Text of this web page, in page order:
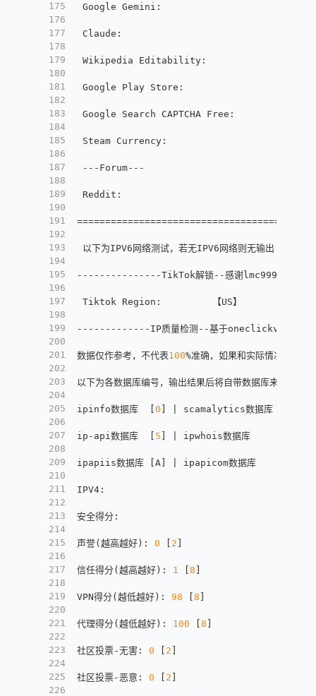
175
176
177
178
179
180
181
182
183
184
185
186
187
188
189
190
191
192
193
194
195
196
197
198
199
200
201
202
203
204
205
206
207
208
209
210
211
212
213
214
215
216
217
218
219
220
221
222
223
224
225
226
Google Gemini :
Claude :
Wikipedia Editability :
Google Play Store :
Google Search CAPTCHA Free :
Steam Currency :
---Forum---
Reddit :
=======================================
以下为IPV6网络测试，若无IPV6网络则无输出
---------------TikTok解锁--感谢lmc999的源
Tiktok Region :
         【US】
-------------IP质量检测--基于oneclickvirt/
数据仅作参考，不代表100%准确，如果和实际情况不一致
以下为各数据库编号，输出结果后将自带数据库来源对应
ipinfo数据库 [0 ] | scamalytics数据库
ip-api数据库 [ 5 ] | ipwhois数据库
ipapiis数据库 [A ] | ipapicom数据库
IPV4 :
安全得分 :
声誉(越高越好) : 0 [ 2 ]
信任得分(越高越好) : 1 [8 ]
VPN得分(越低越好) : 98 [8 ]
代理得分(越低越好) : 100 [8 ]
社区投票-无害 : 0 [ 2 ]
社区投票-恶意 : 0 [ 2 ]